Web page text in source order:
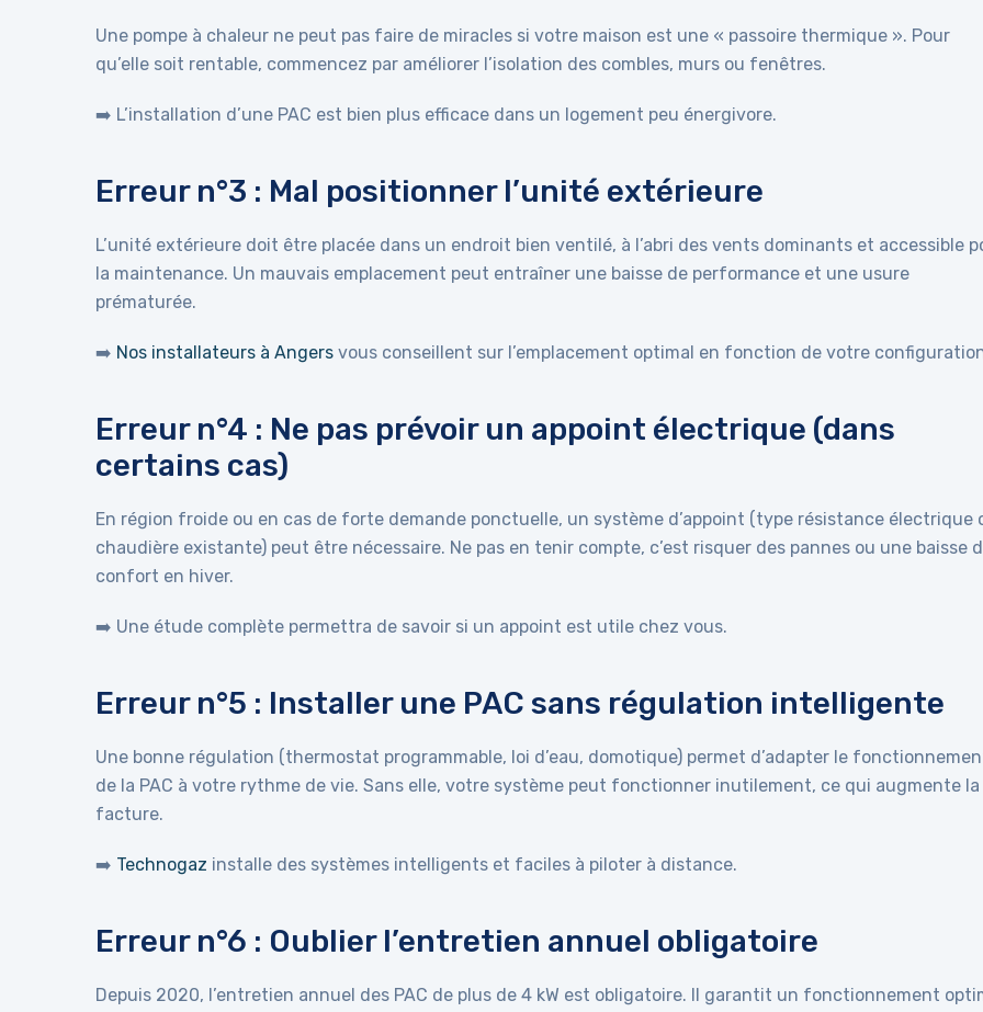
Une pompe à chaleur ne peut pas faire de miracles si votre maison est une « passoire thermique ». Pour
qu’elle soit rentable, commencez par améliorer l’isolation des combles, murs ou fenêtres.
➡️ L’installation d’une PAC est bien plus efficace dans un logement peu énergivore.
Erreur n°3 : Mal positionner l’unité extérieure
L’unité extérieure doit être placée dans un endroit bien ventilé, à l’abri des vents dominants et accessible
la maintenance. Un mauvais emplacement peut entraîner une baisse de performance et une usure
prématurée.
➡️ Nos installateurs à Angers vous conseillent sur l’emplacement optimal en fonction de votre
Erreur n°4 : Ne pas prévoir un appoint électrique (dans
certains cas)
En région froide ou en cas de forte demande ponctuelle, un système d’appoint (type résistance électrique
chaudière existante) peut être nécessaire. Ne pas en tenir compte, c’est risquer des pannes ou une baisse
confort en hiver.
➡️ Une étude complète permettra de savoir si un appoint est utile chez vous.
Erreur n°5 : Installer une PAC sans régulation intelligente
Une bonne régulation (thermostat programmable, loi d’eau, domotique) permet d’adapter le
de la PAC à votre rythme de vie. Sans elle, votre système peut fonctionner inutilement, ce qui augmente la
facture.
➡️ Technogaz installe des systèmes intelligents et faciles à piloter à distance.
Erreur n°6 : Oublier l’entretien annuel obligatoire
Depuis 2020, l’entretien annuel des PAC de plus de 4 kW est obligatoire. Il garantit un fonctionnement